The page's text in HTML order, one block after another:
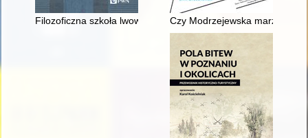
Filozoficzna szkoła lwowsko-warszawskaCzy Modrzejewska marzyła o